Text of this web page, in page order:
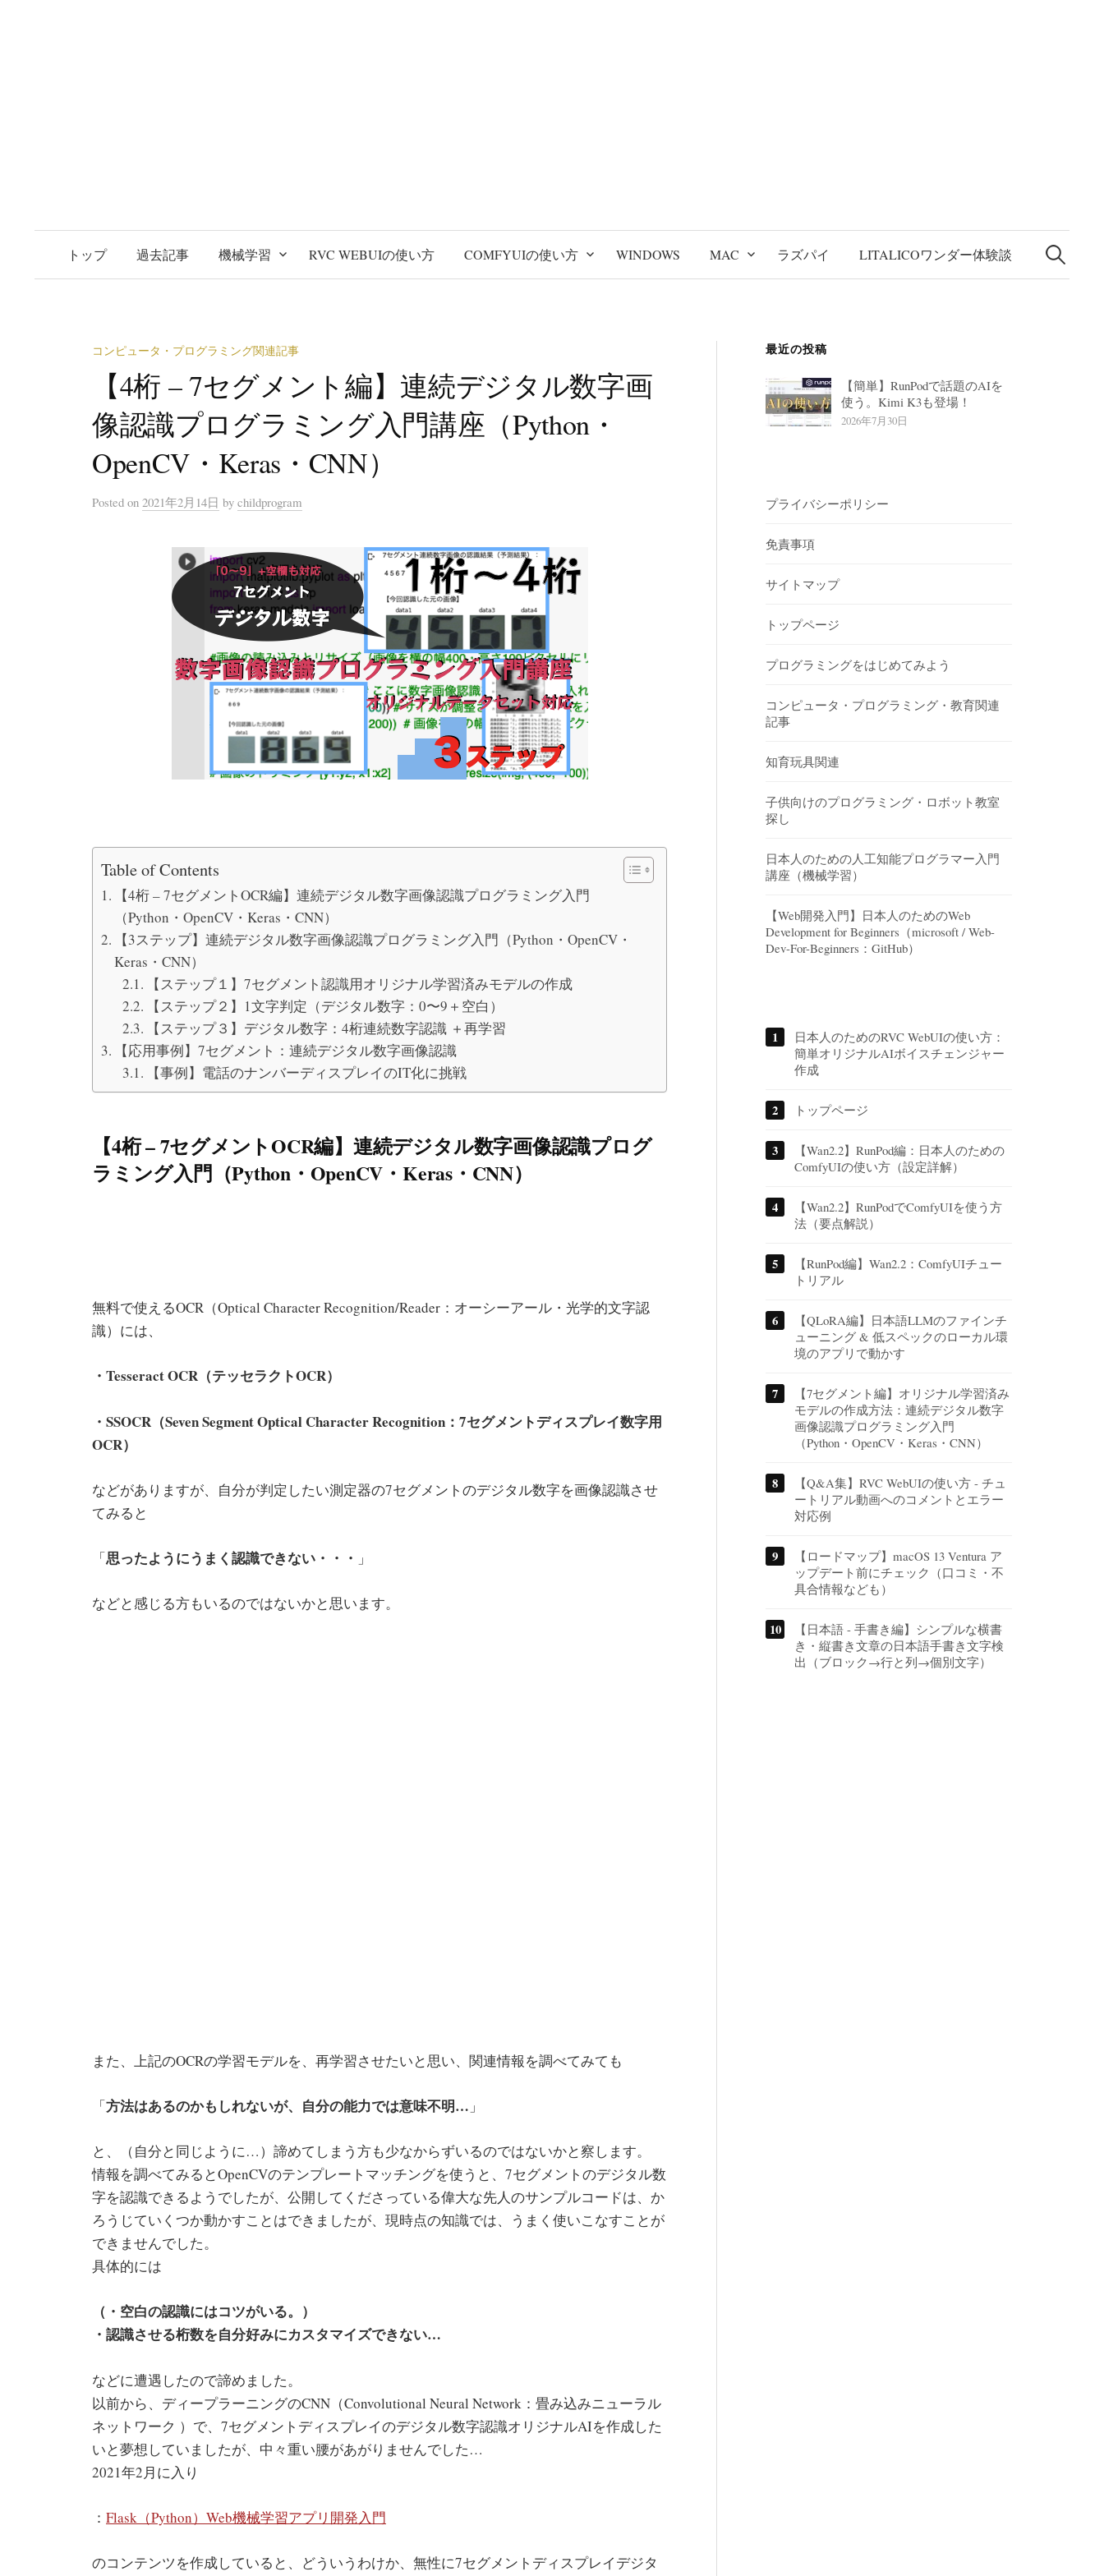
トップ 過去記事 機械学習 RVC WEBUIの使い方 COMFYUIの使い方 WINDOWS MAC ラズパイ LITALICOワンダー体験談
検
索:
コンピュータ・プログラミング関連記事
【4桁 – 7セグメント編】連続デジタル数字画
像認識プログラミング入門講座（Python・
OpenCV・Keras・CNN）
Posted on 2021年2月14日 by childprogram
Table of Contents
【4桁 – 7セグメントOCR編】連続デジタル数字画像認識プログラミング入門
（Python・OpenCV・Keras・CNN）
【3ステップ】連続デジタル数字画像認識プログラミング入門（Python・OpenCV・
Keras・CNN）
【ステップ１】7セグメント認識用オリジナル学習済みモデルの作成
【ステップ２】1文字判定（デジタル数字：0〜9＋空白）
【ステップ３】デジタル数字：4桁連続数字認識 ＋再学習
【応用事例】7セグメント：連続デジタル数字画像認識
【事例】電話のナンバーディスプレイのIT化に挑戦
【4桁 – 7セグメントOCR編】連続デジタル数字画像認識プログ
ラミング入門（Python・OpenCV・Keras・CNN）
無料で使えるOCR（Optical Character Recognition/Reader：オーシーアール・光学的文字認
識）には、
・Tesseract OCR（テッセラクトOCR）
・SSOCR（Seven Segment Optical Character Recognition：7セグメントディスプレイ数字用
OCR）
などがありますが、自分が判定したい測定器の7セグメントのデジタル数字を画像認識させ
てみると
「思ったようにうまく認識できない・・・ 」
などと感じる方もいるのではないかと思います。
また、上記のOCRの学習モデルを、再学習させたいと思い、関連情報を調べてみても
「方法はあるのかもしれないが、自分の能力では意味不明… 」
と、（自分と同じように…）諦めてしまう方も少なからずいるのではないかと察します。
情報を調べてみるとOpenCVのテンプレートマッチングを使うと、7セグメントのデジタル数
字を認識できるようでしたが、公開してくださっている偉大な先人のサンプルコードは、か
ろうじていくつか動かすことはできましたが、現時点の知識では、うまく使いこなすことが
できませんでした。
具体的には
（・空白の認識にはコツがいる。）
・認識させる桁数を自分好みにカスタマイズできない…
などに遭遇したので諦めました。
以前から、ディープラーニングのCNN（Convolutional Neural Network：畳み込みニューラル
ネットワーク ）で、7セグメントディスプレイのデジタル数字認識オリジナルAIを作成した
いと夢想していましたが、中々重い腰があがりませんでした…
2021年2月に入り
： Flask（Python）Web機械学習アプリ開発入門
のコンテンツを作成していると、どういうわけか、無性に7セグメントディスプレイデジタ
最近の投稿
【簡単】RunPodで話題のAIを
使う。Kimi K3も登場！
2026年7月30日
プライバシーポリシー
免責事項
サイトマップ
トップページ
プログラミングをはじめてみよう
コンピュータ・プログラミング・教育関連
記事
知育玩具関連
子供向けのプログラミング・ロボット教室
探し
日本人のための人工知能プログラマー入門
講座（機械学習）
【Web開発入門】日本人のためのWeb
Development for Beginners（microsoft / Web-
Dev-For-Beginners：GitHub）
日本人のためのRVC WebUIの使い方：
簡単オリジナルAIボイスチェンジャー
作成
トップページ
【Wan2.2】RunPod編：日本人のための
ComfyUIの使い方（設定詳解）
【Wan2.2】RunPodでComfyUIを使う方
法（要点解説）
【RunPod編】Wan2.2：ComfyUIチュー
トリアル
【QLoRA編】日本語LLMのファインチ
ューニング & 低スペックのローカル環
境のアプリで動かす
【7セグメント編】オリジナル学習済み
モデルの作成方法：連続デジタル数字
画像認識プログラミング入門
（Python・OpenCV・Keras・CNN）
【Q&A集】RVC WebUIの使い方 - チュ
ートリアル動画へのコメントとエラー
対応例
【ロードマップ】macOS 13 Ventura ア
ップデート前にチェック（口コミ・不
具合情報なども）
【日本語 - 手書き編】シンプルな横書
き・縦書き文章の日本語手書き文字検
出（ブロック→行と列→個別文字）